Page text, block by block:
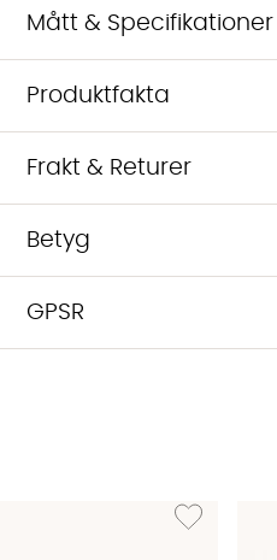
Mått & Specifikationer
Produktfakta
Frakt & Returer
Betyg
GPSR
Lägg till i